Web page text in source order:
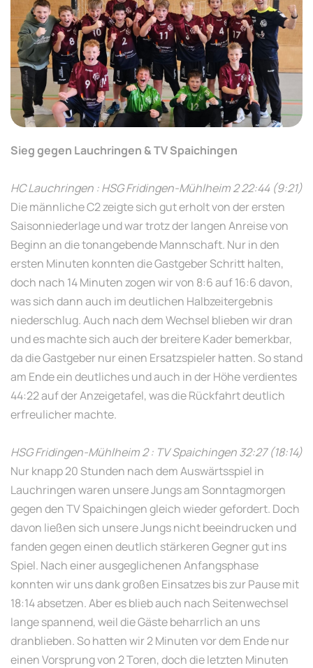
Sieg gegen Lauchringen & TV Spaichingen
HC Lauchringen : HSG Fridingen-Mühlheim 2 22:44 (9:21)
Die männliche C2 zeigte sich gut erholt von der ersten
Saisonniederlage und war trotz der langen Anreise von
Beginn an die tonangebende Mannschaft. Nur in den
ersten Minuten konnten die Gastgeber Schritt halten,
doch nach 14 Minuten zogen wir von 8:6 auf 16:6 davon,
was sich dann auch im deutlichen Halbzeitergebnis
niederschlug. Auch nach dem Wechsel blieben wir dran
und es machte sich auch der breitere Kader bemerkbar,
da die Gastgeber nur einen Ersatzspieler hatten. So stand
am Ende ein deutliches und auch in der Höhe verdientes
44:22 auf der Anzeigetafel, was die Rückfahrt deutlich
erfreulicher machte.
HSG Fridingen-Mühlheim 2 : TV Spaichingen 32:27 (18:14)
Nur knapp 20 Stunden nach dem Auswärtsspiel in
Lauchringen waren unsere Jungs am Sonntagmorgen
gegen den TV Spaichingen gleich wieder gefordert. Doch
davon ließen sich unsere Jungs nicht beeindrucken und
fanden gegen einen deutlich stärkeren Gegner gut ins
Spiel. Nach einer ausgeglichenen Anfangsphase
konnten wir uns dank großen Einsatzes bis zur Pause mit
18:14 absetzen. Aber es blieb auch nach Seitenwechsel
lange spannend, weil die Gäste beharrlich an uns
dranblieben. So hatten wir 2 Minuten vor dem Ende nur
einen Vorsprung von 2 Toren, doch die letzten Minuten